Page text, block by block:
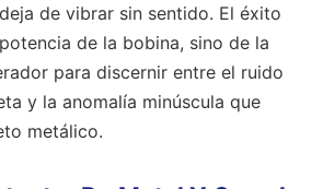
de vibrar sin sentido. El éxito
de la bobina, sino de la
para discernir entre el ruido
y la anomalía minúscula que
metálico.